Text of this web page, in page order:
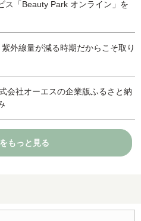
ス「Beauty Park オンライン」を
外線量が減る時期だからこそ取り
会社オーエスの企業版ふるさと納
もっと見る